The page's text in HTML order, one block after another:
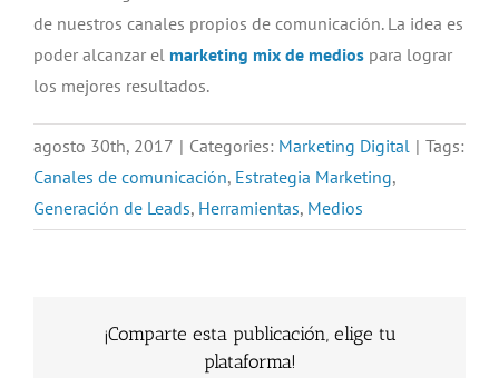
de nuestros canales propios de comunicación. La idea es
poder alcanzar el marketing mix de medios para lograr
los mejores resultados.
agosto 30th, 2017 | Categories: Marketing Digital | Tags:
Canales de comunicación, Estrategia Marketing,
Generación de Leads, Herramientas, Medios
¡Comparte esta publicación, elige tu
plataforma!